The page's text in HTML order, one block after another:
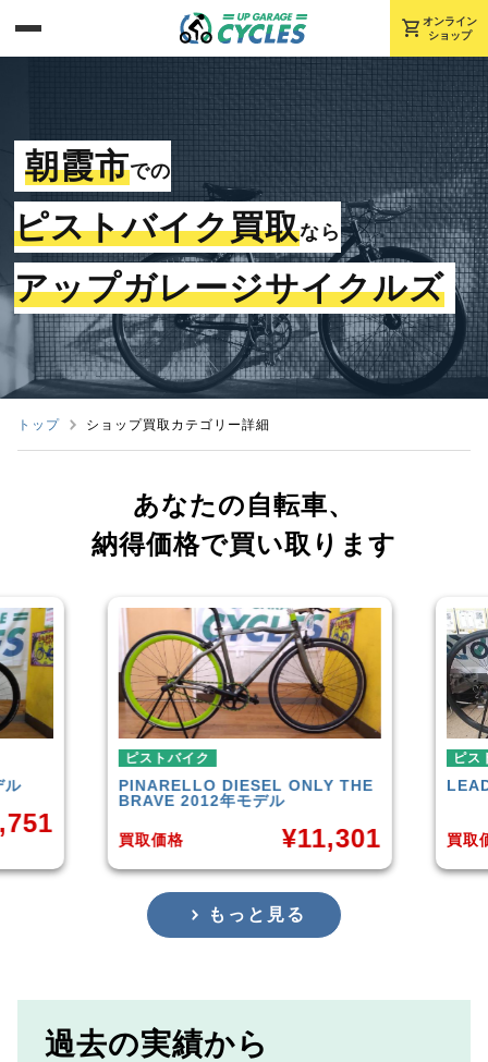
shopping_cart オンライン
ショップ
朝霞市での
ピストバイク買取なら
アップガレージサイクルズ
トップ ショップ買取カテゴリー詳細
あなたの自転車、
納得価格で買い取ります
PINARELLODIESEL ONLY THE
BRAVE 2012年モデル
¥
LEADER 721TR
買取価格
もっと見る
過去の実績から